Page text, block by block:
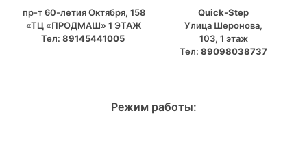
пр-т 60-летия Октября, 158
«ТЦ «ПРОДМАШ» 1 ЭТАЖ
Тел: 89145441005
Quick-Step
​Улица Шеронова,
103, ​1 этаж
Тел: 89098038737
Режим работы: